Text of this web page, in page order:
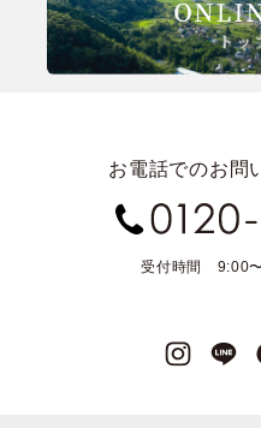
お電話でのお問
受付時間 9:00〜